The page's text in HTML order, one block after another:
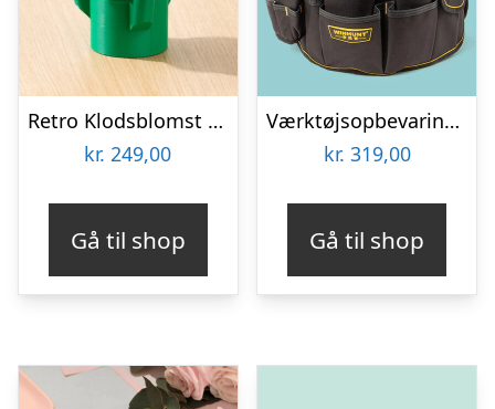
Retro Klodsblomst – Stor
kr. 249,00
Gå til shop
Værktøjsopbevaring til spand
kr. 319,00
Gå til shop